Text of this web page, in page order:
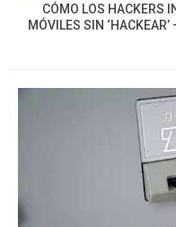
CÓMO LOS HACKERS
MÓVILES SIN